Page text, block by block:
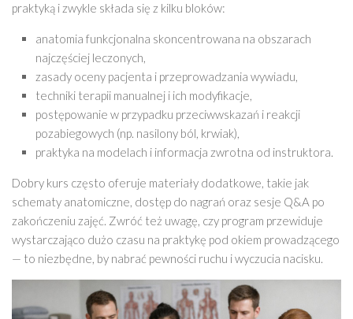
praktyką i zwykle składa się z kilku bloków:
anatomia funkcjonalna skoncentrowana na obszarach
najczęściej leczonych,
zasady oceny pacjenta i przeprowadzania wywiadu,
techniki terapii manualnej i ich modyfikacje,
postępowanie w przypadku przeciwwskazań i reakcji
pozabiegowych (np. nasilony ból, krwiak),
praktyka na modelach i informacja zwrotna od instruktora.
Dobry kurs często oferuje materiały dodatkowe, takie jak
schematy anatomiczne, dostęp do nagrań oraz sesje Q&A po
zakończeniu zajęć. Zwróć też uwagę, czy program przewiduje
wystarczająco dużo czasu na praktykę pod okiem prowadzącego
— to niezbędne, by nabrać pewności ruchu i wyczucia nacisku.